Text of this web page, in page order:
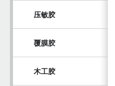
压敏胶
覆膜胶
木工胶